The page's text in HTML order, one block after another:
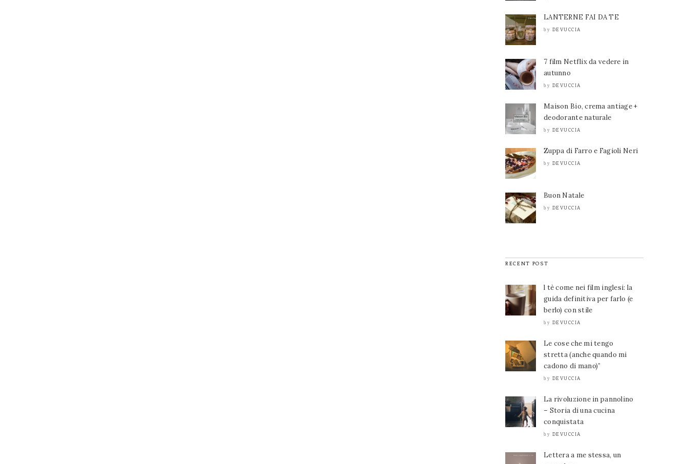
LANTERNE FAI DA TE
by DEVUCCIA
7 film Netflix da vedere in
autunno
by DEVUCCIA
Maison Bio, crema antiage +
deodorante naturale
by DEVUCCIA
Zuppa di Farro e Fagioli Neri
by DEVUCCIA
Buon Natale
by DEVUCCIA
RECENT POST
l tè come nei film inglesi: la
guida definitiva per farlo (e
berlo) con stile
by DEVUCCIA
Le cose che mi tengo
stretta (anche quando mi
cadono di mano)”
by DEVUCCIA
La rivoluzione in pannolino
– Storia di una cucina
conquistata
by DEVUCCIA
Lettera a me stessa, un